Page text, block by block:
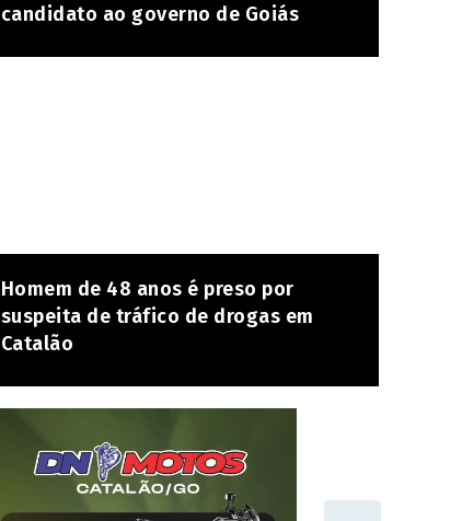
candidato ao governo de Goiás
Homem de 48 anos é preso por
suspeita de tráfico de drogas em
Catalão